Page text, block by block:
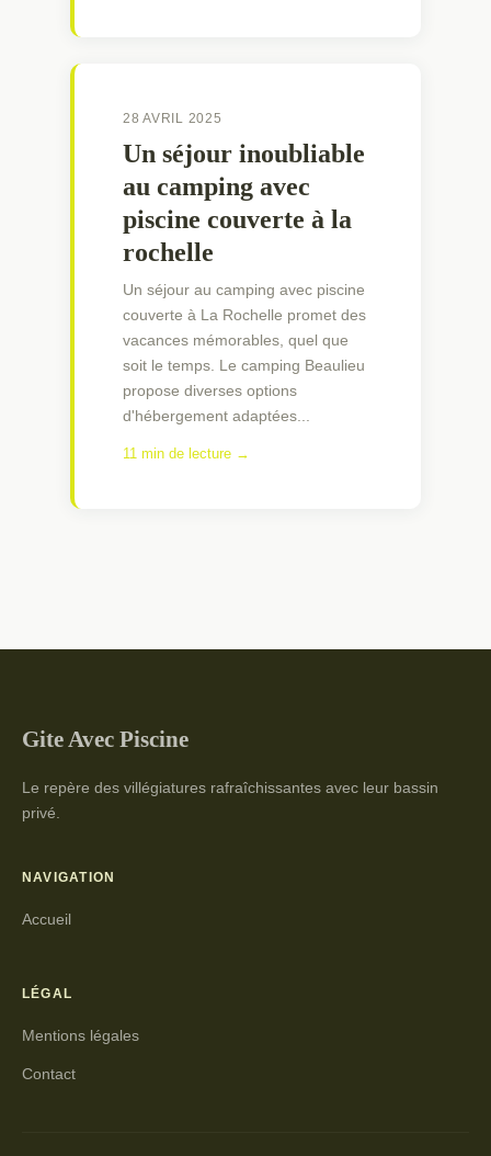
28 AVRIL 2025
Un séjour inoubliable
au camping avec
piscine couverte à la
rochelle
Un séjour au camping avec piscine
couverte à La Rochelle promet des
vacances mémorables, quel que
soit le temps. Le camping Beaulieu
propose diverses options
d'hébergement adaptées...
11 min de lecture →
Gite Avec Piscine
Le repère des villégiatures rafraîchissantes avec leur bassin
privé.
NAVIGATION
Accueil
LÉGAL
Mentions légales
Contact